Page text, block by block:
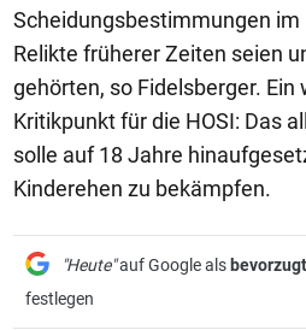
Scheidungsbestimmungen im
Relikte früherer Zeiten seien
gehörten, so Fidelsberger.
Kritikpunkt für die HOSI: Das
solle auf 18 Jahre
Kinderehen zu bekämpfen.
"Heute"auf Google als
festlegen